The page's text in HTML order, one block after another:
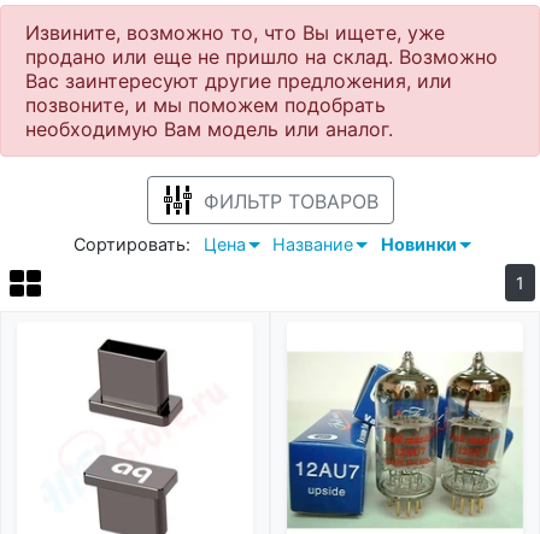
Извините, возможно то, что Вы ищете, уже
продано или еще не пришло на склад. Возможно
Вас заинтересуют другие предложения, или
позвоните, и мы поможем подобрать
необходимую Вам модель или аналог.
ФИЛЬТР ТОВАРОВ
Сортировать: Цена Название
Новинки
1